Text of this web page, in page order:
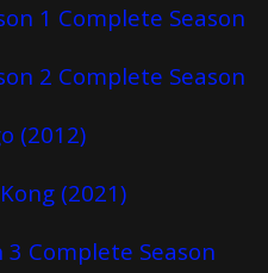
1 Complete Season
2 Complete Season
(2012)
(2021)
Complete Season